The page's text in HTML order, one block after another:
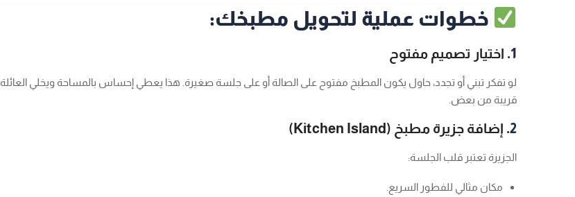
خطوات عملية لتحويل مطبخك:
1. اختيار تصميم مفتوح
لو تفكر تبني أو تجدد، حاول يكون المطبخ مفتوح على الصالة أو على جلسة صغيرة. هذا يعطي إحساس بالمساحة ويخلي العائلة
قريبة من بعض.
2. إضافة جزيرة مطبخ (Kitchen Island)
الجزيرة تعتبر قلب الجلسة:
مكان مثالي للفطور السريع.